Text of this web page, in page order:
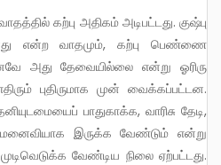
என்ற வாதமும், கற்பு பெண்ணை
அது தேவையில்லை என்று ஓரிரு
புதிருமாக முன் வைக்கப்பட்டன.
பாதுகாக்க, வாரிசு தேடி,
இருக்க வேண்டும் என்று
வேண்டிய நிலை ஏற்பட்டது.